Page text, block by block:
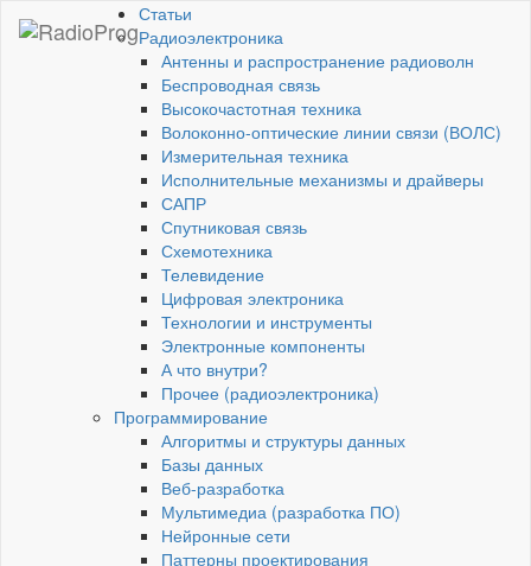
Статьи
Радиоэлектроника
Антенны и распространение радиоволн
Беспроводная связь
Высокочастотная техника
Волоконно-оптические линии связи (ВОЛС)
Измерительная техника
Исполнительные механизмы и драйверы
САПР
Спутниковая связь
Схемотехника
Телевидение
Цифровая электроника
Технологии и инструменты
Электронные компоненты
А что внутри?
Прочее (радиоэлектроника)
Программирование
Алгоритмы и структуры данных
Базы данных
Веб-разработка
Мультимедиа (разработка ПО)
Нейронные сети
Паттерны проектирования